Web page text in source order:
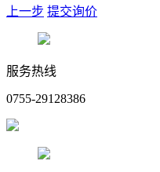
上一步 提交询价
服务热线
0755-29128386